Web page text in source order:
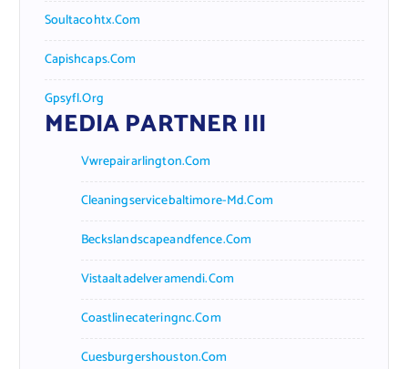
Soultacohtx.com
Capishcaps.com
Gpsyfl.org
MEDIA PARTNER III
Vwrepairarlington.com
Cleaningservicebaltimore-Md.com
Beckslandscapeandfence.com
Vistaaltadelveramendi.com
Coastlinecateringnc.com
Cuesburgershouston.com